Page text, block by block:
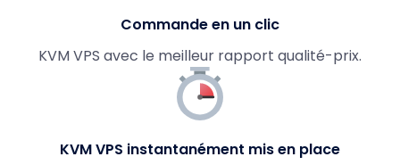
Commande en un clic
KVM VPS avec le meilleur rapport qualité-prix.
KVM VPS instantanément mis en place